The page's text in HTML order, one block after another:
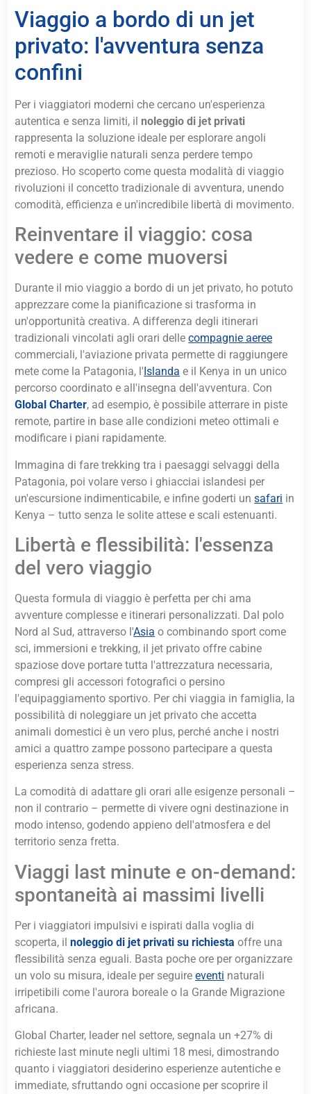
Viaggio a bordo di un jet
privato: l'avventura senza
confini
Per i viaggiatori moderni che cercano un'esperienza
autentica e senza limiti, il noleggio di jet privati
rappresenta la soluzione ideale per esplorare angoli
remoti e meraviglie naturali senza perdere tempo
prezioso. Ho scoperto come questa modalità di viaggio
rivoluzioni il concetto tradizionale di avventura, unendo
comodità, efficienza e un'incredibile libertà di movimento.
Reinventare il viaggio: cosa
vedere e come muoversi
Durante il mio viaggio a bordo di un jet privato, ho potuto
apprezzare come la pianificazione si trasforma in
un'opportunità creativa. A differenza degli itinerari
tradizionali vincolati agli orari dellecompagnie aeree
commerciali, l'aviazione privata permette di raggiungere
mete come la Patagonia, l'Islanda e il Kenya in un unico
percorso coordinato e all'insegna dell'avventura. Con
Global Charter, ad esempio, è possibile atterrare in piste
remote, partire in base alle condizioni meteo ottimali e
modificare i piani rapidamente.
Immagina di fare trekking tra i paesaggi selvaggi della
Patagonia, poi volare verso i ghiacciai islandesi per
un'escursione indimenticabile, e infine goderti unsafari in
Kenya – tutto senza le solite attese e scali estenuanti.
Libertà e flessibilità: l'essenza
del vero viaggio
Questa formula di viaggio è perfetta per chi ama
avventure complesse e itinerari personalizzati. Dal polo
Nord al Sud, attraverso l'Asia o combinando sport come
sci, immersioni e trekking, il jet privato offre cabine
spaziose dove portare tutta l'attrezzatura necessaria,
compresi gli accessori fotografici o persino
l'equipaggiamento sportivo. Per chi viaggia in famiglia, la
possibilità di noleggiare un jet privato che accetta
animali domestici è un vero plus, perché anche i nostri
amici a quattro zampe possono partecipare a questa
esperienza senza stress.
La comodità di adattare gli orari alle esigenze personali –
non il contrario – permette di vivere ogni destinazione in
modo intenso, godendo appieno dell'atmosfera e del
territorio senza fretta.
Viaggi last minute e on-demand:
spontaneità ai massimi livelli
Per i viaggiatori impulsivi e ispirati dalla voglia di
scoperta, ilnoleggio di jet privati su richiesta offre una
flessibilità senza eguali. Basta poche ore per organizzare
un volo su misura, ideale per seguireeventi naturali
irripetibili come l'aurora boreale o la Grande Migrazione
africana.
Global Charter, leader nel settore, segnala un +27% di
richieste last minute negli ultimi 18 mesi, dimostrando
quanto i viaggiatori desiderino esperienze autentiche e
immediate, sfruttando ogni occasione per scoprire il